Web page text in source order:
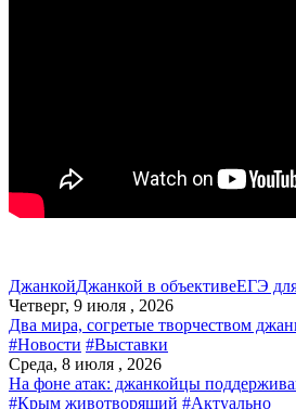
ДжанкойДжанкой в объективеЕГЭ
Четверг, 9 июля , 2026
Два мира, согретые творчеством
#Новости #Выставки
Среда, 8 июля , 2026
На фоне атак: джанкойцы
#Крым животворящий #Актуально